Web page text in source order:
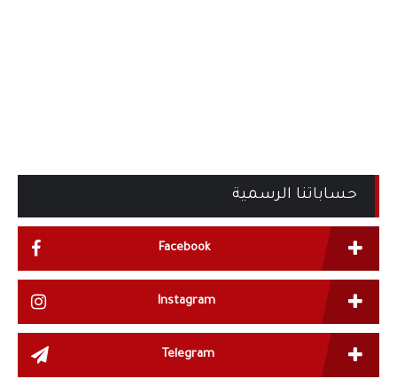
حساباتنا الرسمية
Facebook
Instagram
Telegram